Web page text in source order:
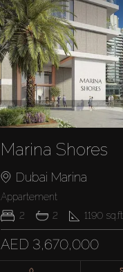
Marina Shores
Dubai Marina
Appartement
2
2 1190 sq.ft
AED 3,670,000